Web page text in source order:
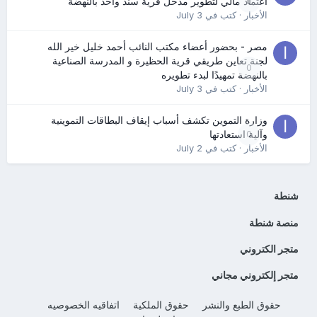
الأخبار· كتب في July 3
0
مصر - بحضور أعضاء مكتب النائب أحمد خليل خير الله
لجنة تعاين طريقي قرية الحظيرة و المدرسة الصناعية
بالنهضة تمهيدًا لبدء تطويره
الأخبار· كتب في July 3
0
وزارة التموين تكشف أسباب إيقاف البطاقات التموينية
وآلية استعادتها
الأخبار· كتب في July 2
شنطة
منصة شنطة
متجر الكتروني
متجر إلكتروني مجاني
حقوق الطبع والنشر حقوق الملكية
اتفاقيه الخصوصيه